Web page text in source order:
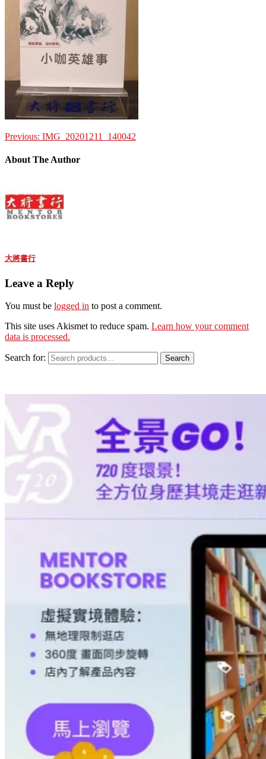
Previous: IMG_20201211_140042
About The Author
大將書行
Leave a Reply
You must be logged in to post a comment.
This site uses Akismet to reduce spam. Learn how your comment
data is processed.
Search for: Search